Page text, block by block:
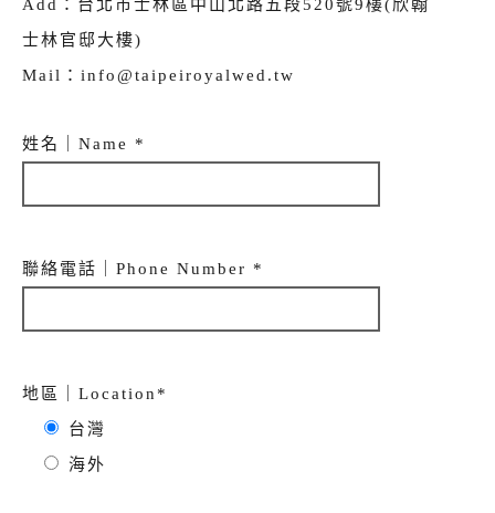
Add：台北市士林區中山北路五段520號9樓(欣翰
士林官邸大樓)
Mail：info@taipeiroyalwed.tw
姓名｜Name *
聯絡電話｜Phone Number *
地區｜Location*
台灣
海外